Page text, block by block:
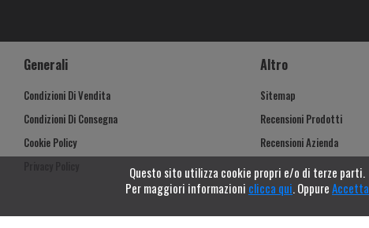
Generali
Condizioni Di Vendita
Condizioni Di Consegna
Cookie Policy
Altro
Sitemap
Recensioni Prodotti
Recensioni Azienda
Questo sito utilizza cookie propri e/o di terze parti.
Per maggiori informazioni clicca qui. OppureAccetta